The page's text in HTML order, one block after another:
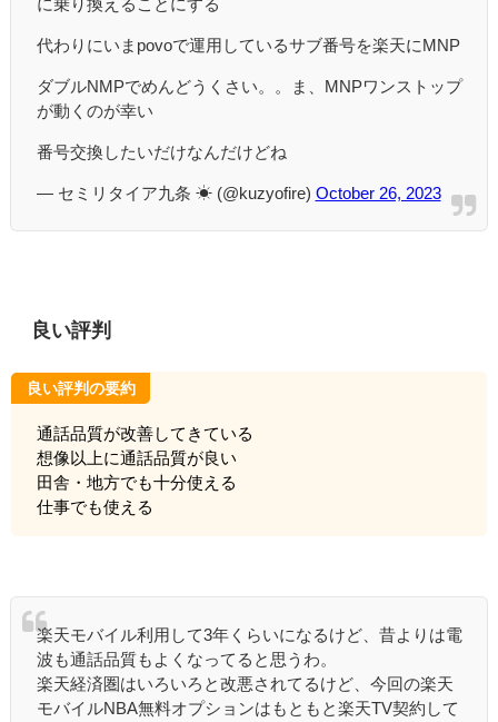
に乗り換えることにする
代わりにいまpovoで運用しているサブ番号を楽天にMNP
ダブルNMPでめんどうくさい。。ま、MNPワンストップ
が動くのが幸い
番号交換したいだけなんだけどね
— セミリタイア九条 ☀ (@kuzyofire) October 26, 2023
良い評判
良い評判の要約
通話品質が改善してきている
想像以上に通話品質が良い
田舎・地方でも十分使える
仕事でも使える
楽天モバイル利用して3年くらいになるけど、昔よりは電
波も通話品質もよくなってると思うわ。
楽天経済圏はいろいろと改悪されてるけど、今回の楽天
モバイルNBA無料オプションはもともと楽天TV契約して